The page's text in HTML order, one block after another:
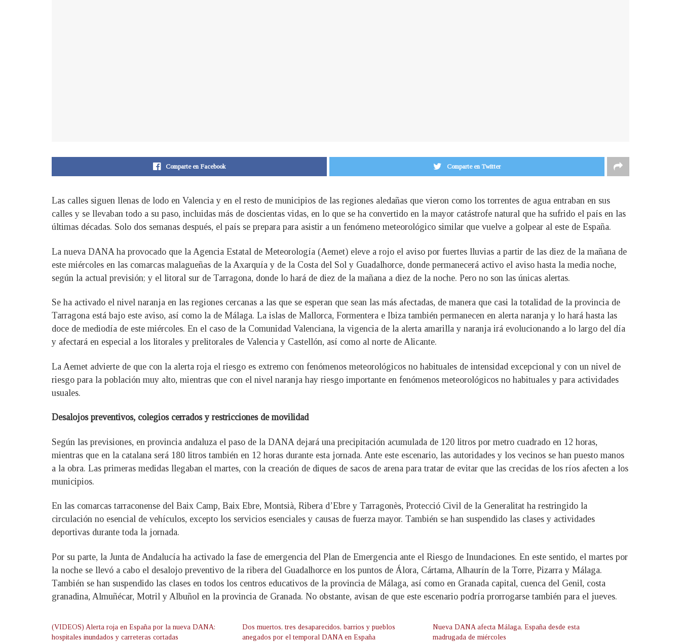
Comparte en Facebook Comparte en Twitter
Las calles siguen llenas de lodo en Valencia y en el resto de municipios de las regiones aledañas que vieron como los torrentes de agua entraban en sus
calles y se llevaban todo a su paso, incluidas más de doscientas vidas, en lo que se ha convertido en la mayor catástrofe natural que ha sufrido el país en las
últimas décadas. Solo dos semanas después, el país se prepara para asistir a un fenómeno meteorológico similar que vuelve a golpear al este de España.
La nueva DANA ha provocado que la Agencia Estatal de Meteorología (Aemet) eleve a rojo el aviso por fuertes lluvias a partir de las diez de la mañana de
este miércoles en las comarcas malagueñas de la Axarquía y de la Costa del Sol y Guadalhorce, donde permanecerá activo el aviso hasta la media noche,
según la actual previsión; y el litoral sur de Tarragona, donde lo hará de diez de la mañana a diez de la noche. Pero no son las únicas alertas.
Se ha activado el nivel naranja en las regiones cercanas a las que se esperan que sean las más afectadas, de manera que casi la totalidad de la provincia de
Tarragona está bajo este aviso, así como la de Málaga. La islas de Mallorca, Formentera e Ibiza también permanecen en alerta naranja y lo hará hasta las
doce de mediodía de este miércoles. En el caso de la Comunidad Valenciana, la vigencia de la alerta amarilla y naranja irá evolucionando a lo largo del día
y afectará en especial a los litorales y prelitorales de Valencia y Castellón, así como al norte de Alicante.
La Aemet advierte de que con la alerta roja el riesgo es extremo con fenómenos meteorológicos no habituales de intensidad excepcional y con un nivel de
riesgo para la población muy alto, mientras que con el nivel naranja hay riesgo importante en fenómenos meteorológicos no habituales y para actividades
usuales.
Desalojos preventivos, colegios cerrados y restricciones de movilidad
Según las previsiones, en provincia andaluza el paso de la DANA dejará una precipitación acumulada de 120 litros por metro cuadrado en 12 horas,
mientras que en la catalana será 180 litros también en 12 horas durante esta jornada. Ante este escenario, las autoridades y los vecinos se han puesto manos
a la obra. Las primeras medidas llegaban el martes, con la creación de diques de sacos de arena para tratar de evitar que las crecidas de los ríos afecten a los
municipios.
En las comarcas tarraconense del Baix Camp, Baix Ebre, Montsià, Ribera d’Ebre y Tarragonès, Protecció Civil de la Generalitat ha restringido la
circulación no esencial de vehículos, excepto los servicios esenciales y causas de fuerza mayor. También se han suspendido las clases y actividades
deportivas durante toda la jornada.
Por su parte, la Junta de Andalucía ha activado la fase de emergencia del Plan de Emergencia ante el Riesgo de Inundaciones. En este sentido, el martes por
la noche se llevó a cabo el desalojo preventivo de la ribera del Guadalhorce en los puntos de Álora, Cártama, Alhaurín de la Torre, Pizarra y Málaga.
También se han suspendido las clases en todos los centros educativos de la provincia de Málaga, así como en Granada capital, cuenca del Genil, costa
granadina, Almuñécar, Motril y Albuñol en la provincia de Granada. No obstante, avisan de que este escenario podría prorrogarse también para el jueves.
(VIDEOS) Alerta roja en España por la nueva DANA:
hospitales inundados y carreteras cortadas
Dos muertos, tres desaparecidos, barrios y pueblos
anegados por el temporal DANA en España
Nueva DANA afecta Málaga, España desde esta
madrugada de miércoles